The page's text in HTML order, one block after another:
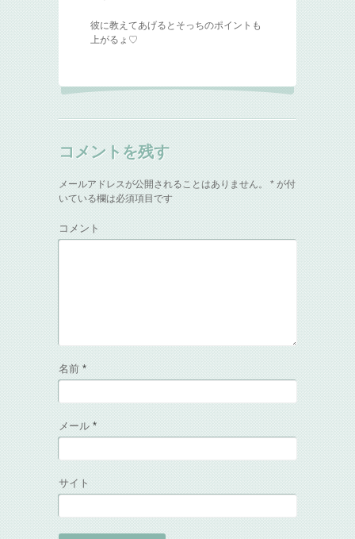
彼に教えてあげるとそっちのポイントも
上がるょ♡
コメントを残す
メールアドレスが公開されることはありません。 * が付
いている欄は必須項目です
コメント
名前 *
メール *
サイト